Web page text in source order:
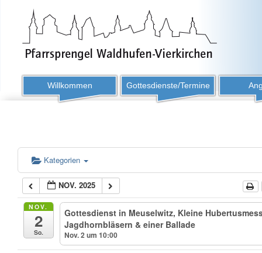
Willkommen Gottesdienste/Termine
Kategorien
NOV. 2025
NOV.
2
So.
Gottesdienst in Meuselwitz, Kleine
Jagdhornbläsern & einer Ballade
Nov. 2 um 10:00